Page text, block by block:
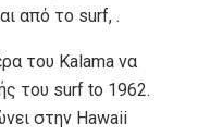
από το surf, .
του Kalama να
του surf to 1962.
στην Hawaii